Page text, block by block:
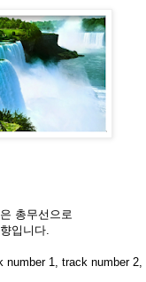
총무선으로
입니다.
1, track number 2,